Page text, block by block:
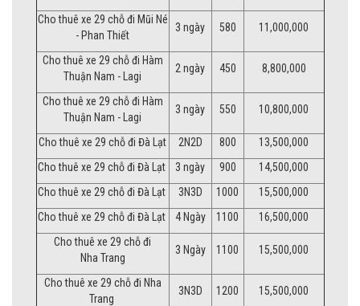
Cho thuê xe 29 chỗ đi Mũi Né
- Phan Thiết
3 ngày 580 11,000,000
Cho thuê xe 29 chỗ đi Hàm
Thuận Nam - Lagi
2 ngày 450 8,800,000
Cho thuê xe 29 chỗ đi Hàm
Thuận Nam - Lagi
3 ngày 550 10,800,000
Cho thuê xe 29 chỗ đi Đà Lạt 2N2D 800
13,500,000
Cho thuê xe 29 chỗ đi Đà Lạt
3 ngày 900
14,500,000
Cho thuê xe 29 chỗ đi Đà Lạt
3N3D 1000
15,500,000
Cho thuê xe 29 chỗ đi Đà Lạt
4 Ngày 1100
16,500,000
Cho thuê xe 29 chỗ đi
Nha Trang
3 Ngày 1100 15,500,000
Cho thuê xe 29 chỗ đi Nha
Trang
3N3D 1200 15,500,000